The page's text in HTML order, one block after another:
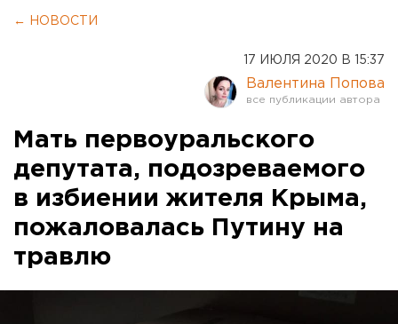
← НОВОСТИ
17 ИЮЛЯ 2020 В 15:37
Валентина Попова
Мать первоуральского
депутата, подозреваемого
в избиении жителя Крыма,
пожаловалась Путину на
травлю